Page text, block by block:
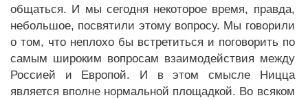
общаться. И мы сегодня некоторое время, правда,
небольшое, посвятили этому вопросу. Мы говорили
о том, что неплохо бы встретиться и поговорить по
самым широким вопросам взаимодействия между
Россией и Европой. И в этом смысле Ницца
является вполне нормальной площадкой. Во всяком